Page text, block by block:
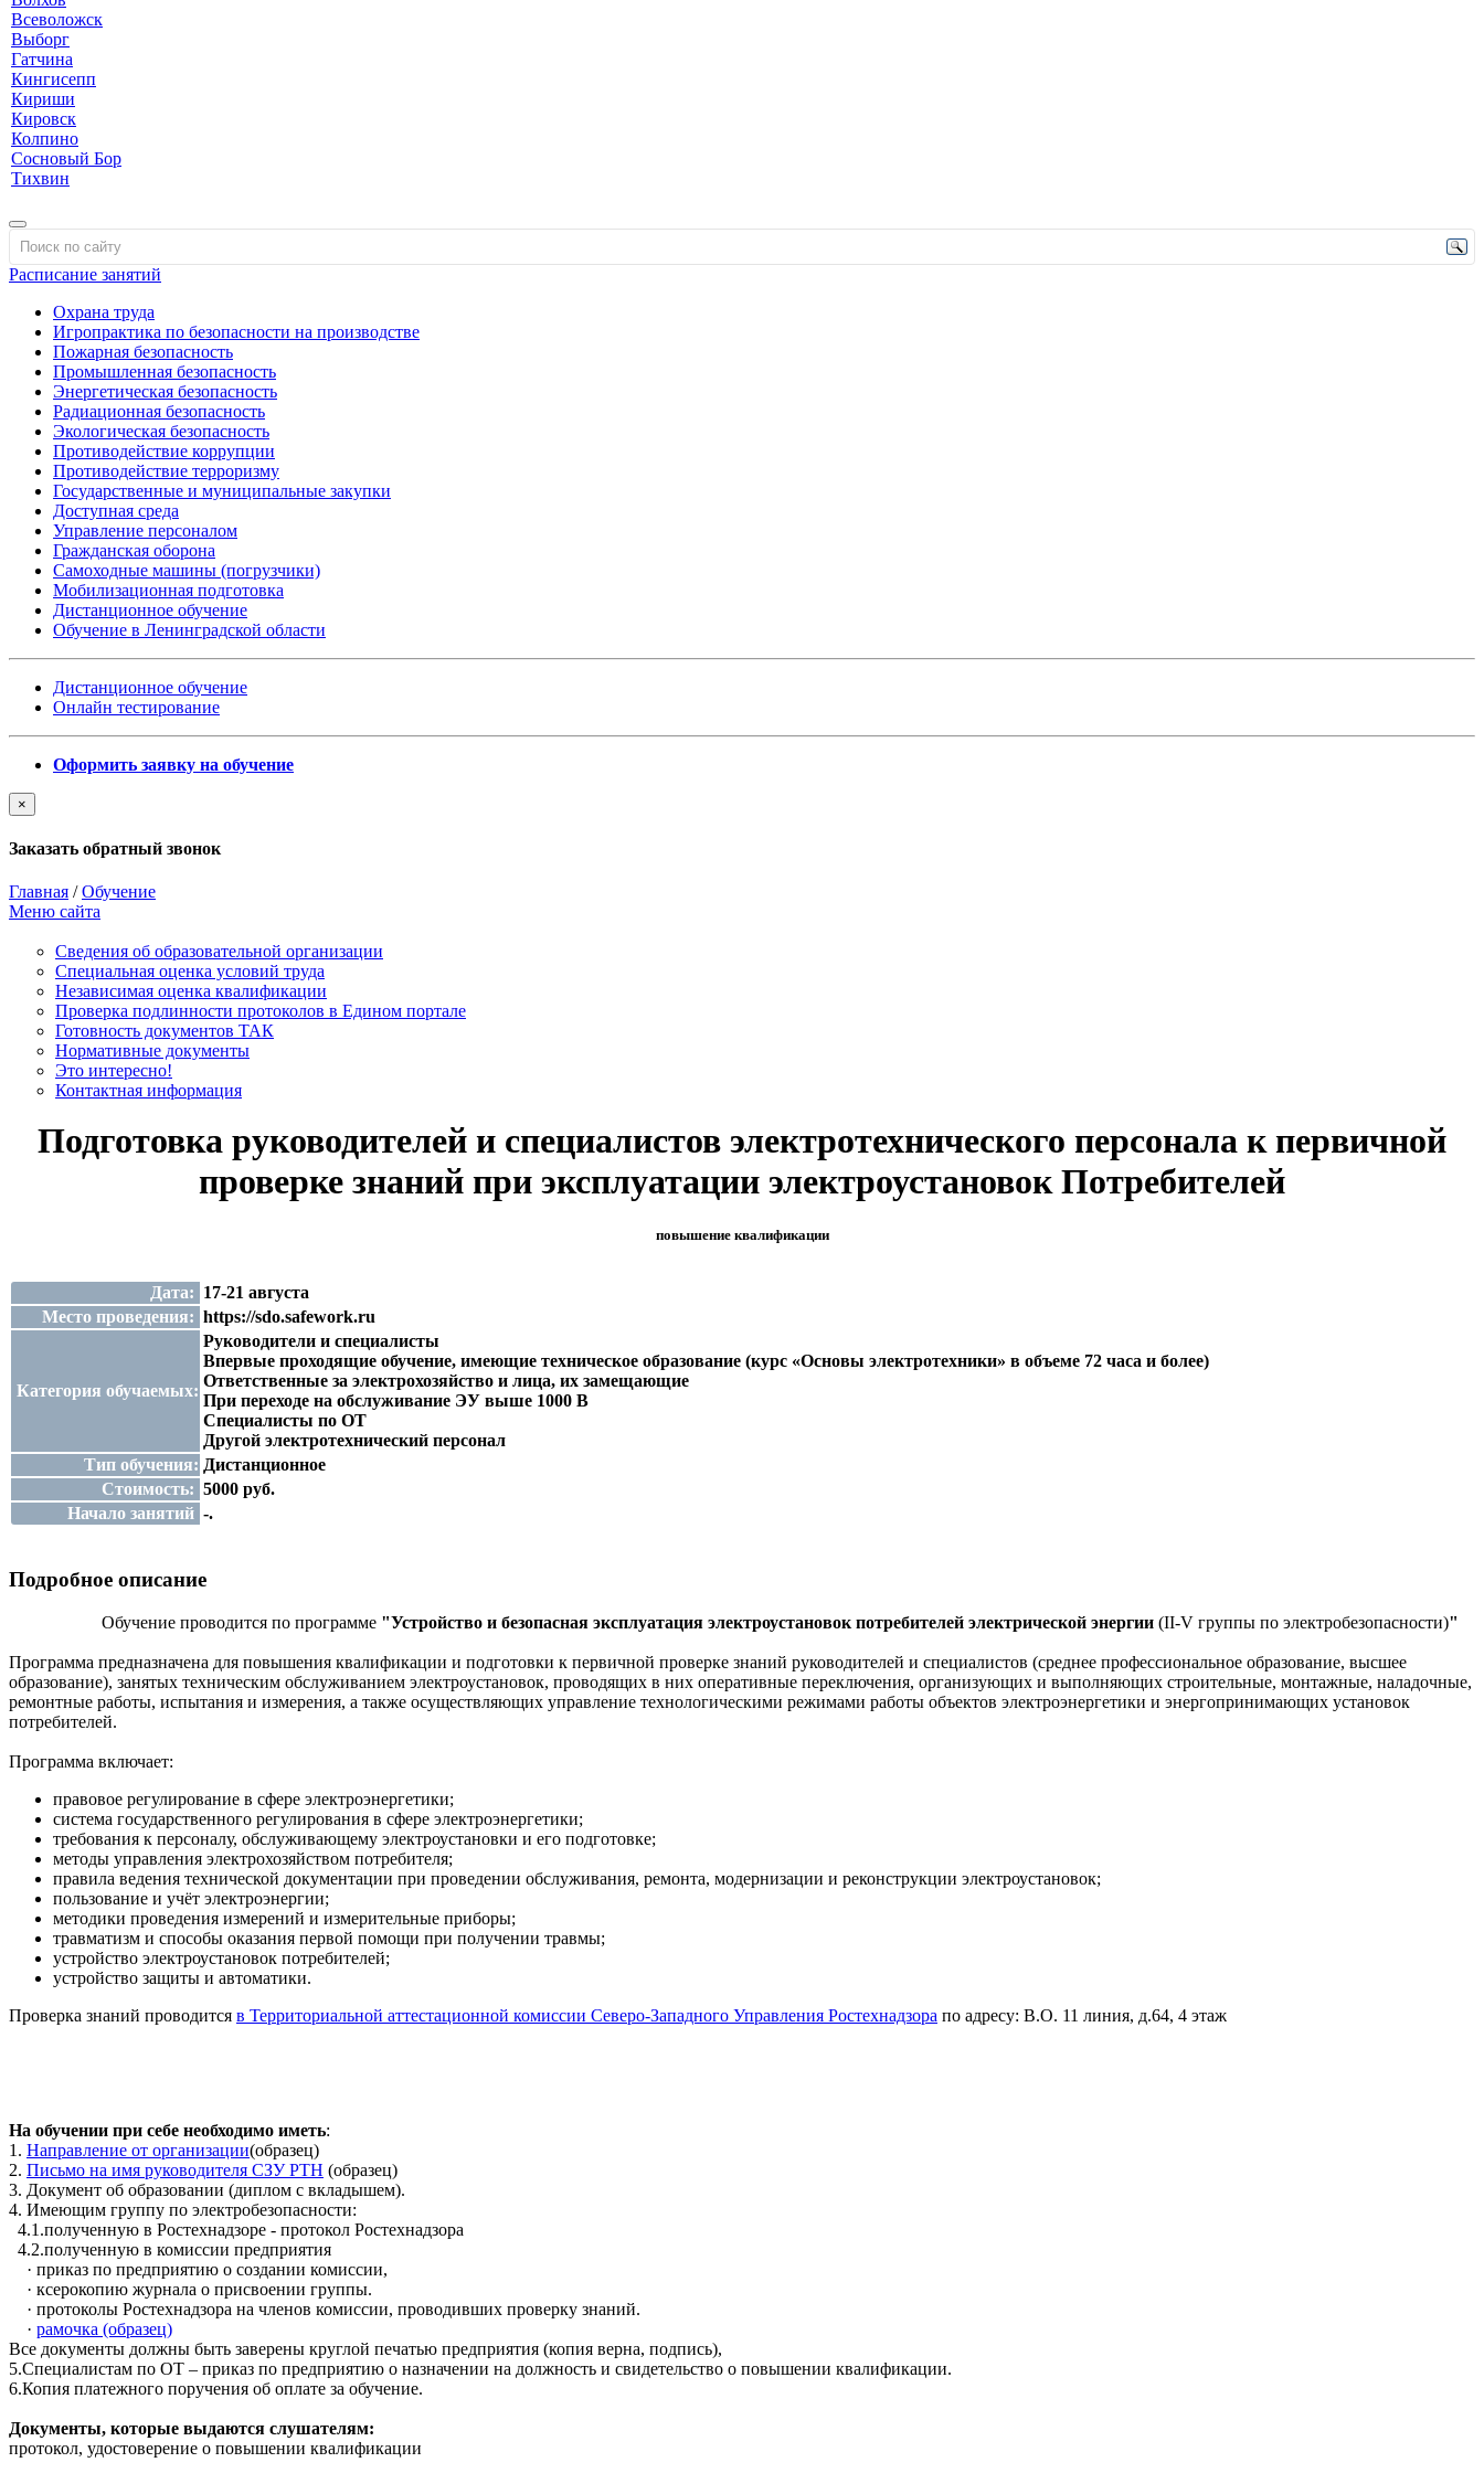
Всеволожск
Выборг
Гатчина
Кингисепп
Кириши
Кировск
Колпино
Сосновый Бор
Тихвин
Расписание занятий
Охрана труда
Игропрактика по безопасности на производстве
Пожарная безопасность
Промышленная безопасность
Энергетическая безопасность
Радиационная безопасность
Экологическая безопасность
Противодействие коррупции
Противодействие терроризму
Государственные и муниципальные закупки
Доступная среда
Управление персоналом
Гражданская оборона
Самоходные машины (погрузчики)
Мобилизационная подготовка
Дистанционное обучение
Обучение в Ленинградской области
Дистанционное обучение
Онлайн тестирование
Оформить заявку на обучение
×
Заказать обратный звонок
Главная /Обучение
Меню сайта
Сведения об образовательной организации
Cпециальная оценка условий труда
Независимая оценка квалификации
Проверка подлинности протоколов в Едином портале
Готовность документов ТАК
Нормативные документы
Это интересно!
Контактная информация
Подготовка руководителей и специалистов электротехнического персонала к первичной
проверке знаний при эксплуатации электроустановок Потребителей
повышение квалификации
Дата: 17-21 августа
Место проведения: https://sdo.safework.ru
Категория обучаемых:
Руководители и специалисты
Впервые проходящие обучение, имеющие техническое образование (курс «Основы электротехники» в объеме 72 часа и более)
Ответственные за электрохозяйство и лица, их замещающие
При переходе на обслуживание ЭУ выше 1000 В
Специалисты по ОТ
Другой электротехнический персонал
Тип обучения: Дистанционное
Стоимость: 5000 руб.
Начало занятий -.
Подробное описание
Обучение проводится по программе"Устройство и безопасная эксплуатация электроустановок потребителей электрической энергии (II-V группы по электробезопасности)"
Программа предназначена для повышения квалификации и подготовки к первичной проверке знаний руководителей и специалистов (среднее профессиональное образование, высшее
образование), занятых техническим обслуживанием электроустановок, проводящих в них оперативные переключения, организующих и выполняющих строительные, монтажные, наладочные,
ремонтные работы, испытания и измерения, а также осуществляющих управление технологическими режимами работы объектов электроэнергетики и энергопринимающих установок
потребителей.
Программа включает:
правовое регулирование в сфере электроэнергетики;
система государственного регулирования в сфере электроэнергетики;
требования к персоналу, обслуживающему электроустановки и его подготовке;
методы управления электрохозяйством потребителя;
правила ведения технической документации при проведении обслуживания, ремонта, модернизации и реконструкции электроустановок;
пользование и учёт электроэнергии;
методики проведения измерений и измерительные приборы;
травматизм и способы оказания первой помощи при получении травмы;
устройство электроустановок потребителей;
устройство защиты и автоматики.
Проверка знаний проводится в Территориальной аттестационной комиссии Северо-Западного Управления Ростехнадзора по адресу: В.О. 11 линия, д.64, 4 этаж
На обучении при себе необходимо иметь:
1. Направление от организации(образец)
2. Письмо на имя руководителя СЗУ РТН (образец)
3. Документ об образовании (диплом с вкладышем).
4. Имеющим группу по электробезопасности:
4.1.полученную в Ростехнадзоре - протокол Ростехнадзора
4.2.полученную в комиссии предприятия
· приказ по предприятию о создании комиссии,
· ксерокопию журнала о присвоении группы.
· протоколы Ростехнадзора на членов комиссии, проводивших проверку знаний.
· рамочка (образец)
Все документы должны быть заверены круглой печатью предприятия (копия верна, подпись),
5.Специалистам по ОТ – приказ по предприятию о назначении на должность и свидетельство о повышении квалификации.
6.Копия платежного поручения об оплате за обучение.
Документы, которые выдаются слушателям:
протокол, удостоверение о повышении квалификации